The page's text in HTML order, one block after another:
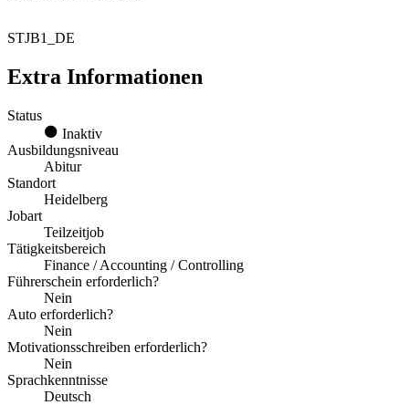
STJB1_DE
Extra Informationen
Status
Inaktiv
Ausbildungsniveau
Abitur
Standort
Heidelberg
Jobart
Teilzeitjob
Tätigkeitsbereich
Finance / Accounting / Controlling
Führerschein erforderlich?
Nein
Auto erforderlich?
Nein
Motivationsschreiben erforderlich?
Nein
Sprachkenntnisse
Deutsch